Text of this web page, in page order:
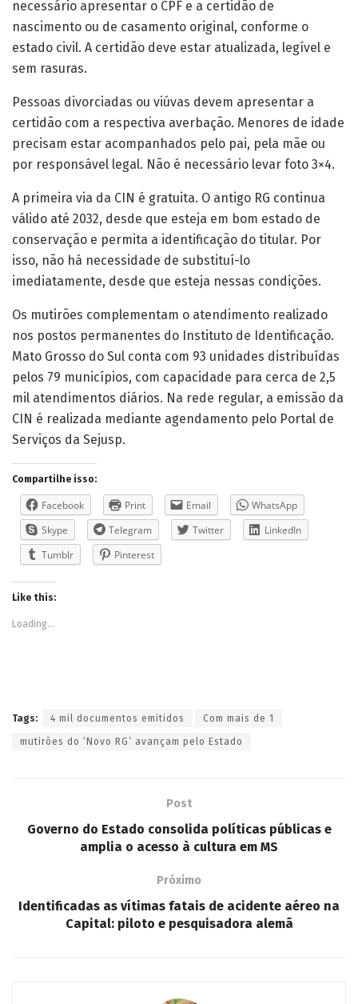
necessário apresentar o CPF e a certidão de
nascimento ou de casamento original, conforme o
estado civil. A certidão deve estar atualizada, legível e
sem rasuras.
Pessoas divorciadas ou viúvas devem apresentar a
certidão com a respectiva averbação. Menores de idade
precisam estar acompanhados pelo pai, pela mãe ou
por responsável legal. Não é necessário levar foto 3×4.
A primeira via da CIN é gratuita. O antigo RG continua
válido até 2032, desde que esteja em bom estado de
conservação e permita a identificação do titular. Por
isso, não há necessidade de substituí-lo
imediatamente, desde que esteja nessas condições.
Os mutirões complementam o atendimento realizado
nos postos permanentes do Instituto de Identificação.
Mato Grosso do Sul conta com 93 unidades distribuídas
pelos 79 municípios, com capacidade para cerca de 2,5
mil atendimentos diários. Na rede regular, a emissão da
CIN é realizada mediante agendamento pelo Portal de
Serviços da Sejusp.
Compartilhe isso:
Facebook Print Email
WhatsApp
Skype
Telegram Twitter
LinkedIn
Tumblr
Pinterest
Like this:
Loading...
Tags: 4 mil documentos emitidos Com mais de 1
mutirões do ‘Novo RG’ avançam pelo Estado
Post
Governo do Estado consolida políticas públicas e
amplia o acesso à cultura em MS
Próximo
Identificadas as vítimas fatais de acidente aéreo na
Capital: piloto e pesquisadora alemã